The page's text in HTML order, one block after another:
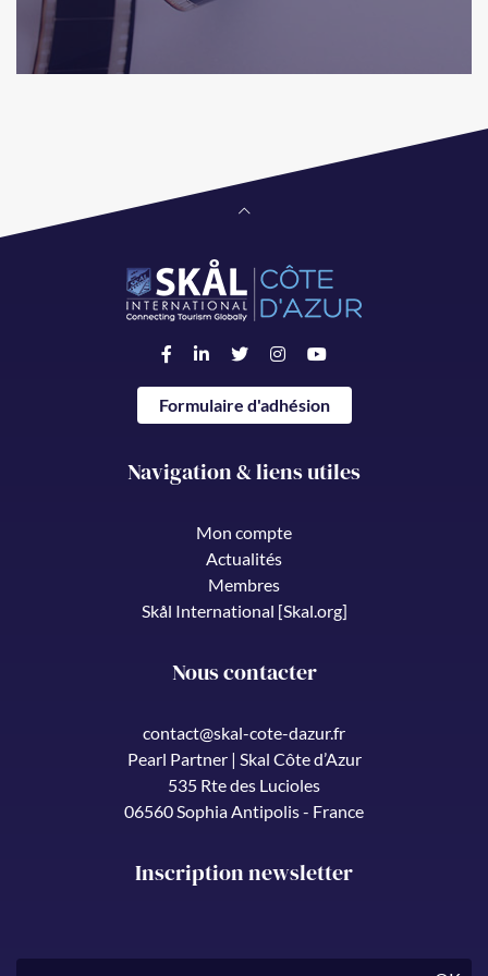
Formulaire d'adhésion
Navigation & liens utiles
Mon compte
Actualités
Membres
Skål International [Skal.org]
Nous contacter
contact@skal-cote-dazur.fr
Pearl Partner | Skal Côte d’Azur
535 Rte des Lucioles
06560 Sophia Antipolis - France
Inscription newsletter